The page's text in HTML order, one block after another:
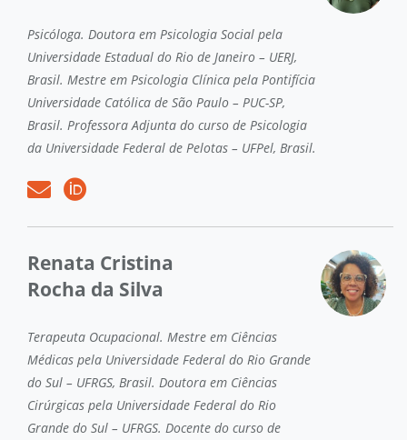
Psicóloga. Doutora em Psicologia Social pela
Universidade Estadual do Rio de Janeiro – UERJ,
Brasil. Mestre em Psicologia Clínica pela Pontifícia
Universidade Católica de São Paulo – PUC-SP,
Brasil. Professora Adjunta do curso de Psicologia
da Universidade Federal de Pelotas – UFPel, Brasil.
Renata Cristina
Rocha da Silva
Terapeuta Ocupacional. Mestre em Ciências
Médicas pela Universidade Federal do Rio Grande
do Sul – UFRGS, Brasil. Doutora em Ciências
Cirúrgicas pela Universidade Federal do Rio
Grande do Sul – UFRGS. Docente do curso de